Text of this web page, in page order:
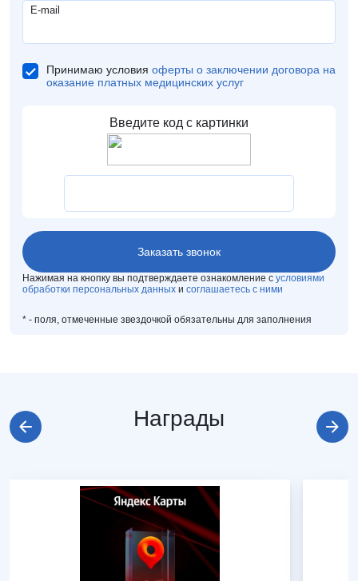
E-mail
Принимаю условия оферты о заключении договора на
оказание платных медицинских услуг
Нажимая на кнопку вы подтверждаете ознакомление с условиями
обработки персональных данных и соглашаетесь с ними
* - поля, отмеченные звездочкой обязательны для заполнения
Награды